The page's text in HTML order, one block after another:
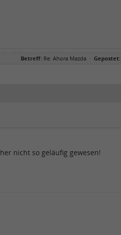
Betreff: Re: Ahora Mazda · Gepostet:
nicht so geläufig gewesen!